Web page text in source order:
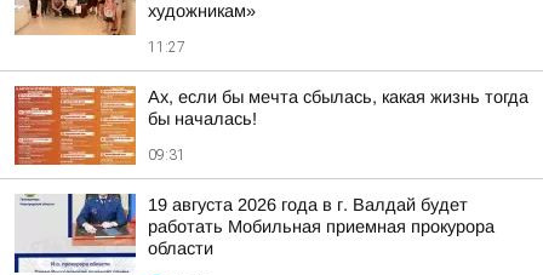
художникам»
11:27
Ах, если бы мечта сбылась, какая жизнь тогда
бы началась!
09:31
19 августа 2026 года в г. Валдай будет
работать Мобильная приемная прокурора
области